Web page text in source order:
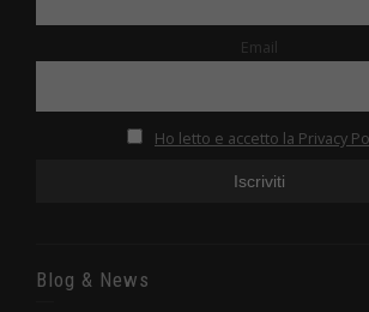
Email
Ho letto e accetto la Privacy
Blog & News